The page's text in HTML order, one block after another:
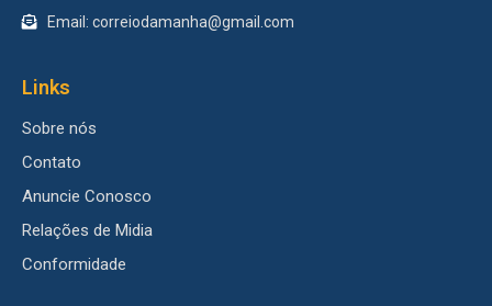
Email: correiodamanha@gmail.com
Links
Sobre nós
Contato
Anuncie Conosco
Relações de Midia
Conformidade